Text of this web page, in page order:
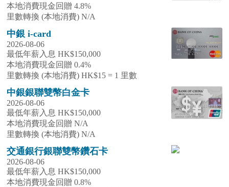
本地消費現金回贈 4.8%
里數轉換 (本地消費) N/A
中銀 i-card
2026-08-06
最低年薪入息 HK$150,000
本地消費現金回贈 0.4%
里數轉換 (本地消費) HK$15 = 1 里數
中銀銀聯雙幣白金卡
2026-08-06
最低年薪入息 HK$150,000
本地消費現金回贈 N/A
里數轉換 (本地消費) N/A
交通銀行銀聯雙幣鑽石卡
2026-08-06
最低年薪入息 HK$150,000
本地消費現金回贈 0.8%